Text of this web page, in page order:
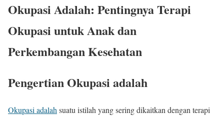
Okupasi Adalah: Pentingnya Terapi
Okupasi untuk Anak dan
Perkembangan Kesehatan
Pengertian Okupasi adalah
Okupasi adalah suatu istilah yang sering dikaitkan dengan terapi